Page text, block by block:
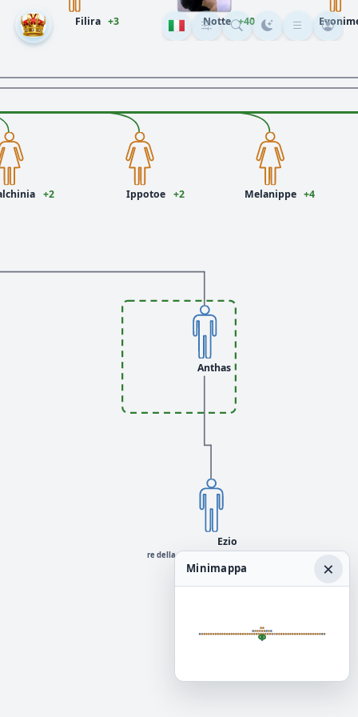
Ippotoe +2 Melanippe +4
Notte +40
Anthas
Filira +3
+2
Ezio
re della mitologia greca
Minimappa ×